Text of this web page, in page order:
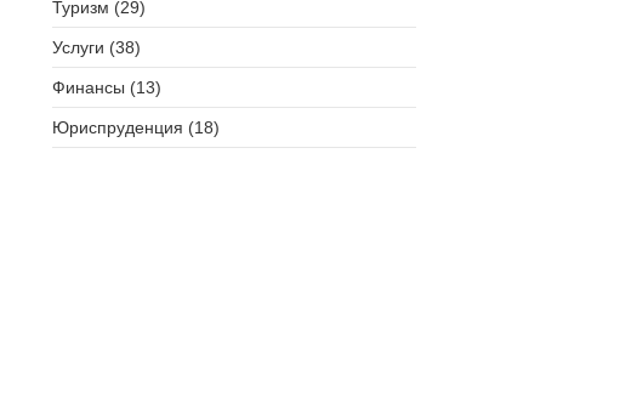
Туризм (29)
Услуги (38)
Финансы (13)
Юриспруденция (18)